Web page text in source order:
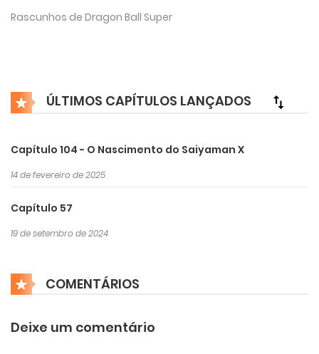
Rascunhos de Dragon Ball Super
ÚLTIMOS CAPÍTULOS LANÇADOS
Capítulo 104 - O Nascimento do Saiyaman X
14 de fevereiro de 2025
Capítulo 57
19 de setembro de 2024
COMENTÁRIOS
Deixe um comentário